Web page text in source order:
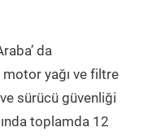
da
motor yağı ve filtre
sürücü güvenliği
toplamda 12